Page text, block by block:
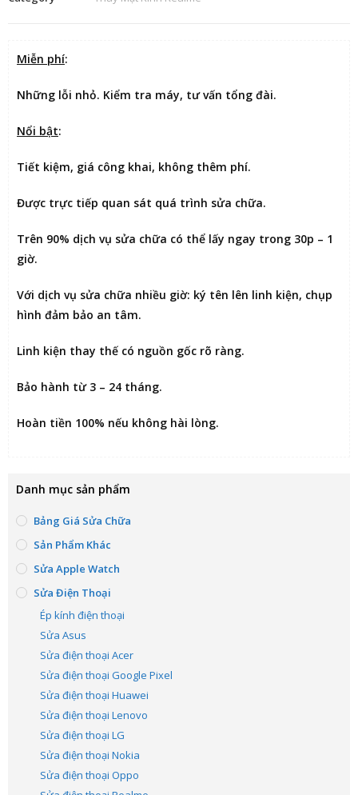
Miễn phí:
Những lỗi nhỏ. Kiểm tra máy, tư vấn tổng đài.
Nổi bật:
Tiết kiệm, giá công khai, không thêm phí.
Được trực tiếp quan sát quá trình sửa chữa.
Trên 90% dịch vụ sửa chữa có thể lấy ngay trong 30p – 1
giờ.
Với dịch vụ sửa chữa nhiều giờ: ký tên lên linh kiện, chụp
hình đảm bảo an tâm.
Linh kiện thay thế có nguồn gốc rõ ràng.
Bảo hành từ 3 – 24 tháng.
Hoàn tiền 100% nếu không hài lòng.
Danh mục sản phẩm
Bảng Giá Sửa Chữa
Sản Phẩm Khác
Sửa Apple Watch
Sửa Điện Thoại
Ép kính điện thoại
Sửa Asus
Sửa điện thoại Acer
Sửa điện thoại Google Pixel
Sửa điện thoại Huawei
Sửa điện thoại Lenovo
Sửa điện thoại LG
Sửa điện thoại Nokia
Sửa điện thoại Oppo